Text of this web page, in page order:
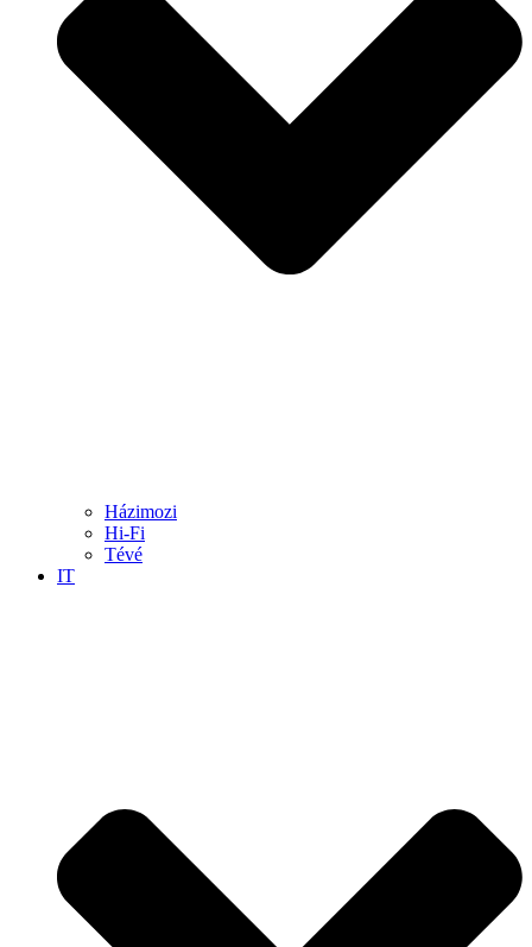
Házimozi
Hi-Fi
Tévé
IT